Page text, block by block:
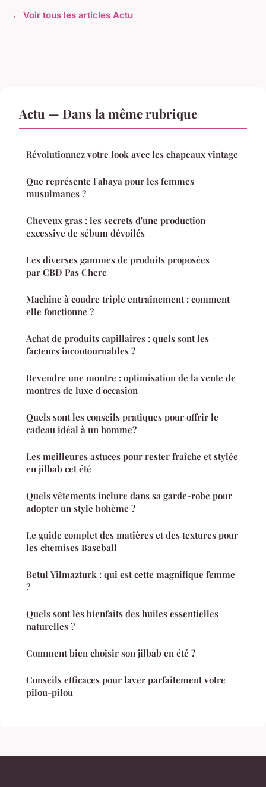
← Voir tous les articles Actu
Actu — Dans la même rubrique
Révolutionnez votre look avec les chapeaux vintage
Que représente l'abaya pour les femmes
musulmanes ?
Cheveux gras : les secrets d'une production
excessive de sébum dévoilés
Les diverses gammes de produits proposées
par CBD Pas Chere
Machine à coudre triple entraînement : comment
elle fonctionne ?
Achat de produits capillaires : quels sont les
facteurs incontournables ?
Revendre une montre : optimisation de la vente de
montres de luxe d'occasion
Quels sont les conseils pratiques pour offrir le
cadeau idéal à un homme?
Les meilleures astuces pour rester fraîche et stylée
en jilbab cet été
Quels vêtements inclure dans sa garde-robe pour
adopter un style bohème ?
Le guide complet des matières et des textures pour
les chemises Baseball
Betul Yilmazturk : qui est cette magnifique femme
?
Quels sont les bienfaits des huiles essentielles
naturelles ?
Comment bien choisir son jilbab en été ?
Conseils efficaces pour laver parfaitement votre
pilou-pilou